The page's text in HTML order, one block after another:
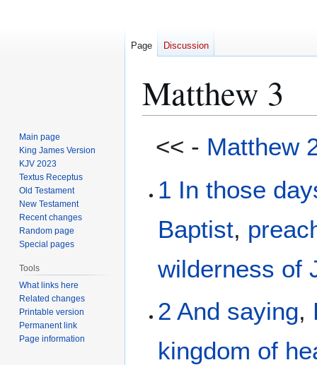
Matthew 3
<< - Matthew
1 In those
Baptist,
wilderness of
2 And saying,
kingdom of
Page Discussion
Main page
King James Version
KJV 2023
Textus Receptus
Old Testament
New Testament
Recent changes
Random page
Special pages
Tools
What links here
Related changes
Printable version
Permanent link
Page information